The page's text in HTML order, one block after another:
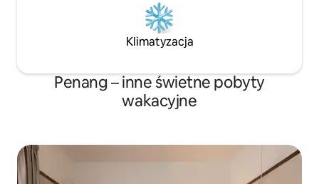
Klimatyzacja
Penang – inne świetne pobyty
wakacyjne